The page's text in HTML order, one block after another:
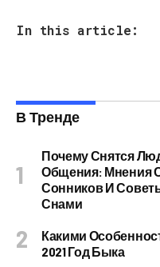
In this article:
В Тренде
Почему Снятся
Общения: Мнения
Сонников И
Снами
Какими
2021 Год Быка